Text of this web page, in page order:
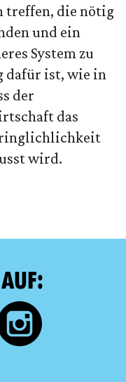
treffen, die nötig
und ein
System zu
dafür ist, wie in
der
das
wird.